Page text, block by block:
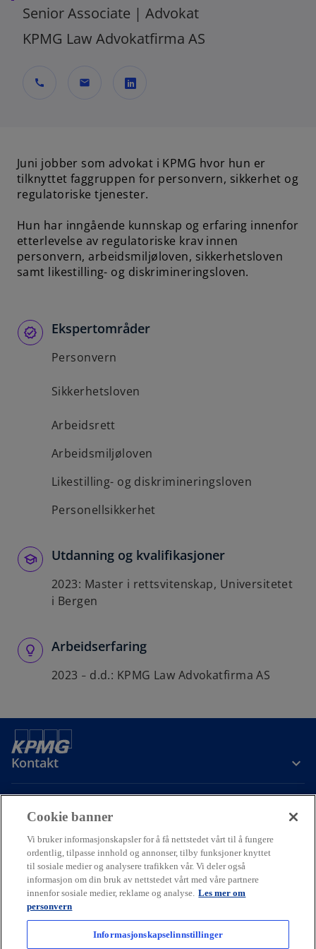
Senior Associate | Advokat
KPMG Law Advokatfirma AS
call mail
n
s
i
a
n
e
w
b
Juni jobber som advokat i KPMG hvor hun er
tilknyttet faggruppen for personvern, sikkerhet og
regulatoriske tjenester.
Hun har inngående kunnskap og erfaring innenfor
etterlevelse av regulatoriske krav innen
personvern, arbeidsmiljøloven, sikkerhetsloven
samt likestilling- og diskrimineringsloven.
Ekspertområder
Personvern
Sikkerhetsloven
Arbeidsrett
Arbeidsmiljøloven
Likestilling- og diskrimineringsloven
Personellsikkerhet
Utdanning og kvalifikasjoner
2023: Master i rettsvitenskap, Universitetet
i Bergen
Arbeidserfaring
2023 – d.d.: KPMG Law Advokatfirma AS
Kontakt
Om oss
Karriere
o
e
n
o
p
e
n
o
p
e
n
© 2026 KPMG AS and KPMG Law Advokatfirma AS, Norwegian limited
Cookie banner
Vi bruker informasjonskapsler for å få nettstedet vårt til å fungere
ordentlig, tilpasse innhold og annonser, tilby funksjoner knyttet
til sosiale medier og analysere trafikken vår. Vi deler også
informasjon om din bruk av nettstedet vårt med våre partnere
innenfor sosiale medier, reklame og analyse. Les mer om
personvern
Informasjonskapselinnstillinger